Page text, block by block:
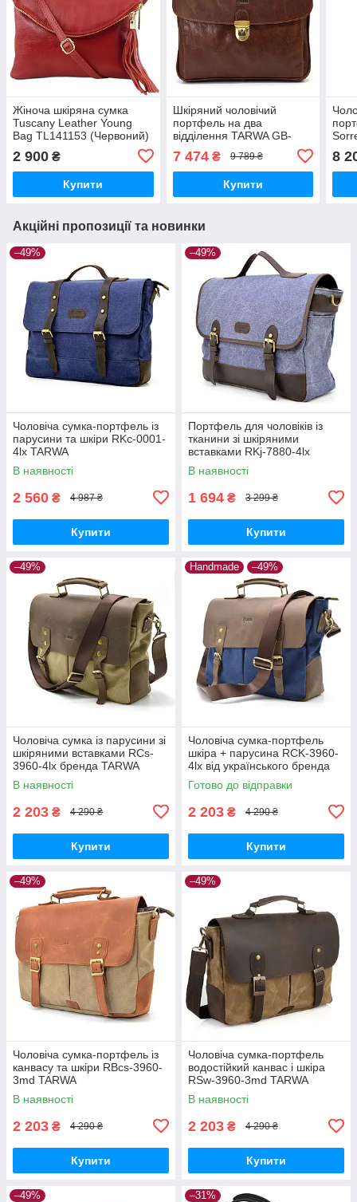
Жіноча шкіряна сумка
Tuscany Leather Young
Bag TL141153 (Червоний)
2 900 ₴
Купити
Шкіряний чоловічий
портфель на два
відділення TARWA GB-
7 474₴ 9 789 ₴
Купити
8
Акційні пропозиції та новинки
–49%
Чоловіча сумка-портфель із
парусини та шкіри RKc-0001-
4lx TARWA
В наявності
2 560 ₴ 4 987 ₴
Купити
–49%
Портфель для чоловіків із
тканини зі шкіряними
вставками RKj-7880-4lx
TARWA
В наявності
1 694 ₴ 3 299 ₴
Купити
–49%
Чоловіча сумка із парусини зі
шкіряними вставками RCs-
3960-4lx бренда TARWA
В наявності
2 203 ₴ 4 290 ₴
Купити
Handmade –49%
Чоловіча сумка-портфель
шкіра + парусина RCK-3960-
4lx від українського бренда
TARWA
Готово до відправки
2 203 ₴ 4 290 ₴
Купити
–49%
Чоловіча сумка-портфель із
канвасу та шкіри RBcs-3960-
3md TARWA
В наявності
2 203 ₴ 4 290 ₴
Купити
–49%
Чоловіча сумка-портфель
водостійкий канвас і шкіра
RSw-3960-3md TARWA
В наявності
2 203 ₴ 4 290 ₴
Купити
–49% –31%